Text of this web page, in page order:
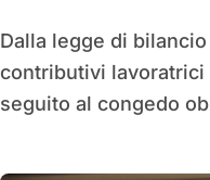
Dalla legge di bilancio 2022 arrivano sgravi
contributivi
seguito al congedo